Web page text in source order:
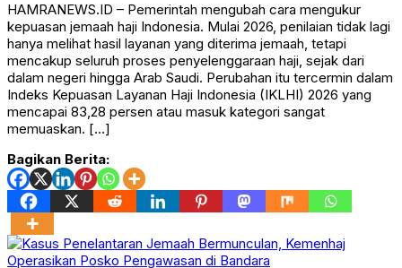
HAMRANEWS.ID – Pemerintah mengubah cara mengukur
kepuasan jemaah haji Indonesia. Mulai 2026, penilaian tidak lagi
hanya melihat hasil layanan yang diterima jemaah, tetapi
mencakup seluruh proses penyelenggaraan haji, sejak dari
dalam negeri hingga Arab Saudi. Perubahan itu tercermin dalam
Indeks Kepuasan Layanan Haji Indonesia (IKLHI) 2026 yang
mencapai 83,28 persen atau masuk kategori sangat
memuaskan. […]
Bagikan Berita: